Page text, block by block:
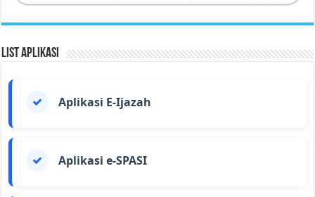
List Aplikasi
Aplikasi E-Ijazah
Aplikasi e-SPASI